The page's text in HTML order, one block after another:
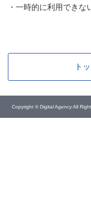
・ 一時的に利用できな
ト
Copyright © Digital Agency All